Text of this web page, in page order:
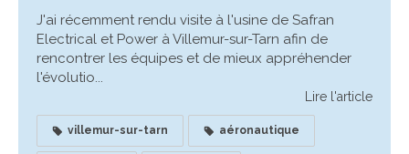
J'ai récemment rendu visite à l'usine de Safran
Electrical et Power à Villemur-sur-Tarn afin de
rencontrer les équipes et de mieux appréhender
l'évolutio...
Lire l'article
villemur-sur-tarn aéronautique